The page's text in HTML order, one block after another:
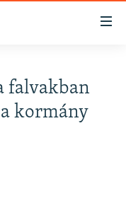
falvakban
kormány